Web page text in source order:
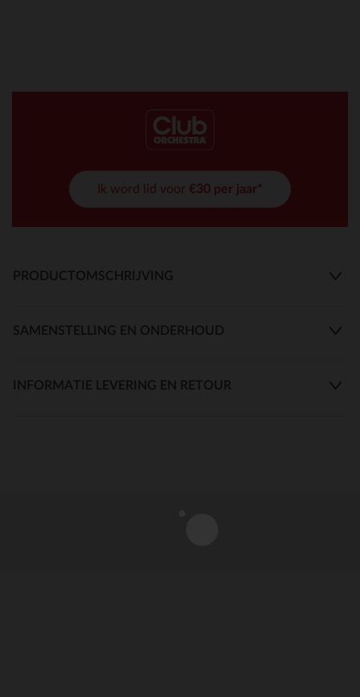
Ik word lid voor €30 per jaar*
PRODUCTOMSCHRIJVING
SAMENSTELLING EN ONDERHOUD
INFORMATIE LEVERING EN RETOUR